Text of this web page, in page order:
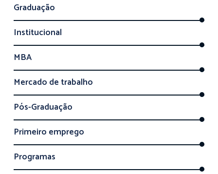
Graduação
Institucional
MBA
Mercado de trabalho
Pós-Graduação
Primeiro emprego
Programas